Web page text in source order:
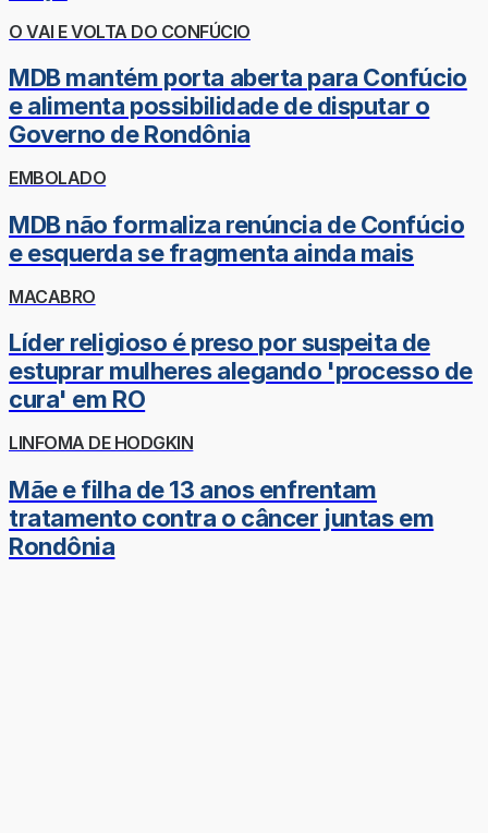
O VAI E VOLTA DO CONFÚCIO
MDB mantém porta aberta para Confúcio
e alimenta possibilidade de disputar o
Governo de Rondônia
EMBOLADO
MDB não formaliza renúncia de Confúcio
e esquerda se fragmenta ainda mais
MACABRO
Líder religioso é preso por suspeita de
estuprar mulheres alegando 'processo de
cura' em RO
LINFOMA DE HODGKIN
Mãe e filha de 13 anos enfrentam
tratamento contra o câncer juntas em
Rondônia